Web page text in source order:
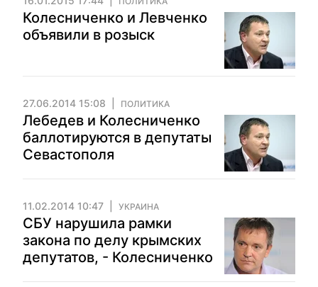
Колесниченко и Левченко
объявили в розыск
27.06.2014 15:08 ПОЛИТИКА
Лебедев и Колесниченко
баллотируются в депутаты
Севастополя
11.02.2014 10:47 УКРАИНА
СБУ нарушила рамки
закона по делу крымских
депутатов, - Колесниченко